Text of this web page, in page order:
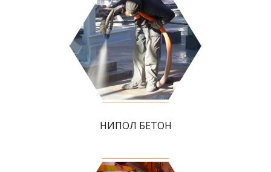
НИПОЛ БЕТОН